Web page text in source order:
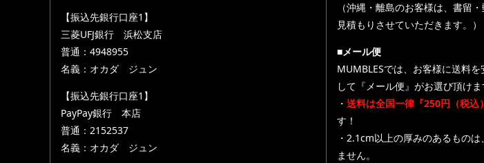
【振込先銀行口座1】
三菱UFJ銀行 浜松支店
普通：4948955
名義：オカダ ジュン
【振込先銀行口座1】
PayPay銀行 本店
普通：2152537
名義：オカダ ジュン
（沖縄・離島のお客様は、書留
見積もりさせていただきます。）
■メール便
MUMBLESでは、お客様に送料
して『メール便』がお選び頂けま
・ 送料は全国一律『250円（税込
す！
・2.1cm以上の厚みのあるもの
ません。